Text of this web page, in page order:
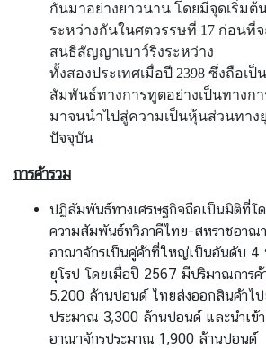
ช
ทู
ต
ข่
|
ร
ก
ศ
บ
กันมาอย่างยาวนาน โดยมีจุดเริ่มต้
ระหว่างกันในศตวรรษที่ 17 ก่อนที่
สนธิสัญญาเบาว์ริงระหว่าง
ทั้งสองประเทศเมื่อปี 2398 ซึ่งถือเ
สัมพันธ์ทางการทูตอย่างเป็นทางก
มาจนนำไปสู่ความเป็นหุ้นส่วนทาง
ปัจจุบัน
การค้ารวม
ปฏิสัมพันธ์ทางเศรษฐกิจถือเป็นมิติที่โ
ความสัมพันธ์ทวิภาคีไทย-สหราชอาณ
อาณาจักรเป็นคู่ค้าที่ใหญ่เป็นอันดับ 4
ยุโรป โดยเมื่อปี 2567 มีปริมาณการค้
5,200 ล้านปอนด์ ไทยส่งออกสินค้าไ
ประมาณ 3,300 ล้านปอนด์ และนำเข้
อาณาจักรประมาณ 1,900 ล้านปอนด์